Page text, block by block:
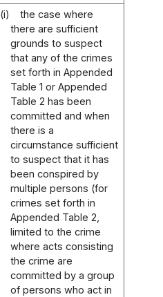
(i)
the case where
there are sufficient
grounds to suspect
that any of the crimes
set forth in Appended
Table 1 or Appended
Table 2 has been
committed and when
there is a
circumstance sufficient
to suspect that it has
been conspired by
multiple persons (for
crimes set forth in
Appended Table 2,
limited to the crime
where acts consisting
the crime are
committed by a group
of persons who act in